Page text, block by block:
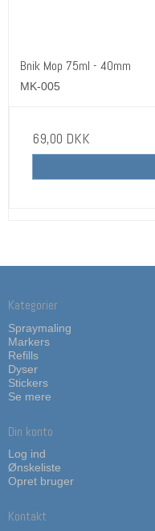
Bnik Mop 75ml - 40mm
MK-005
69,00 DKK
Kategorier
Spraymaling
Markers
Refills
Dyser
Stickers
Se mere
Din konto
Log ind
Ønskeliste
Opret bruger
Kontakt